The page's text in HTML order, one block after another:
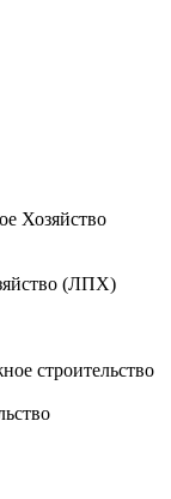
Хозяйство
(ЛПХ)
строительство